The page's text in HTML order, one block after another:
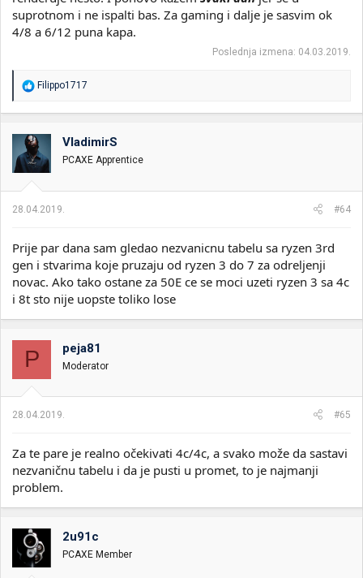
suprotnom i ne ispalti bas. Za gaming i dalje je sasvim ok
4/8 a 6/12 puna kapa.
Poslednja izmena: 04.03.2019.
R
a
o
v
a
n
:
Filippo1717
VladimirS
PCAXE Apprentice
28.04.2019. #64
Prije par dana sam gledao nezvanicnu tabelu sa ryzen 3rd
gen i stvarima koje pruzaju od ryzen 3 do 7 za odreljenji
novac. Ako tako ostane za 50E ce se moci uzeti ryzen 3 sa 4c
i 8t sto nije uopste toliko lose
P peja81
Moderator
28.04.2019. #65
Za te pare je realno očekivati 4c/4c, a svako može da sastavi
nezvaničnu tabelu i da je pusti u promet, to je najmanji
problem.
2u91c
PCAXE Member